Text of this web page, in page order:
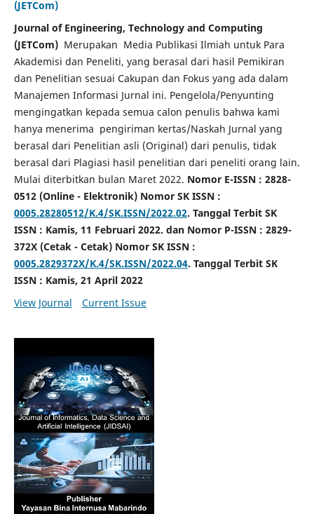
(JETCom)
Journal of Engineering, Technology and Computing
(JETCom)Merupakan Media Publikasi Ilmiah untuk Para
Akademisi dan Peneliti, yang berasal dari hasil Pemikiran
dan Penelitian sesuai Cakupan dan Fokus yang ada dalam
Manajemen Informasi Jurnal ini. Pengelola/Penyunting
mengingatkan kepada semua calon penulis bahwa kami
hanya menerima pengiriman kertas/Naskah Jurnal yang
berasal dari Penelitian asli (Original) dari penulis, tidak
berasal dari Plagiasi hasil penelitian dari peneliti orang lain.
Mulai diterbitkan bulan Maret 2022. Nomor E-ISSN : 2828-
0512 (Online - Elektronik) Nomor SK ISSN :
0005.28280512/K.4/SK.ISSN/2022.02. Tanggal Terbit SK
ISSN : Kamis, 11 Februari 2022. dan Nomor P-ISSN : 2829-
372X (Cetak - Cetak) Nomor SK ISSN :
0005.2829372X/K.4/SK.ISSN/2022.04. Tanggal Terbit SK
ISSN : Kamis, 21 April 2022
View Journal
Current Issue